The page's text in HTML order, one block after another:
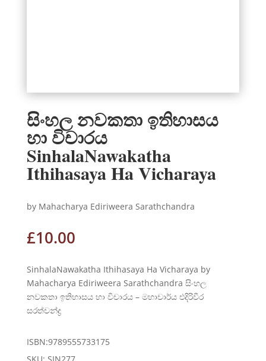
සිංහල නවකතා ඉතිහාසය
හා විචාරය
SinhalaNawakatha
Ithihasaya Ha Vicharaya
by Mahacharya Ediriweera Sarathchandra
£10.00
SinhalaNawakatha Ithihasaya Ha Vicharaya by
Mahacharya Ediriweera Sarathchandra සිංහල
නවකතා ඉතිහාසය හා විචාරය – මහාචාර්ය එදිරිවීර
සරත්චන්ද්‍ර
ISBN:9789555733175